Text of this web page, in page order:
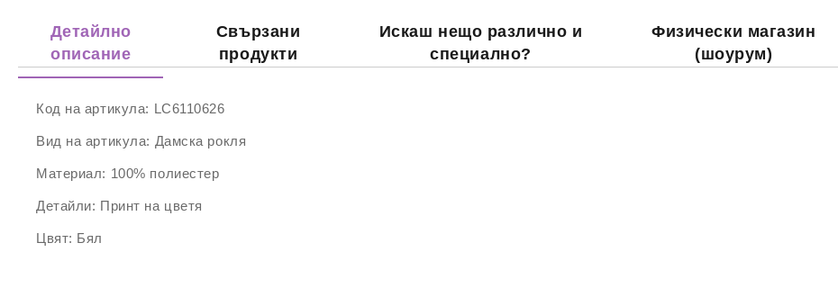
Детайлно
описание
Свързани
продукти
Искаш нещо различно и
специално?
Физически магазин
(шоурум)
Код на артикула: LC6110626
Вид на артикула: Дамска рокля
Материал: 100% полиестер
Детайли: Принт на цветя
Цвят: Бял